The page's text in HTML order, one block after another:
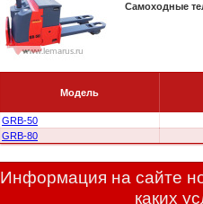
Самоходные
Модель
GRB-50
GRB-80
Информация на сайте
каких